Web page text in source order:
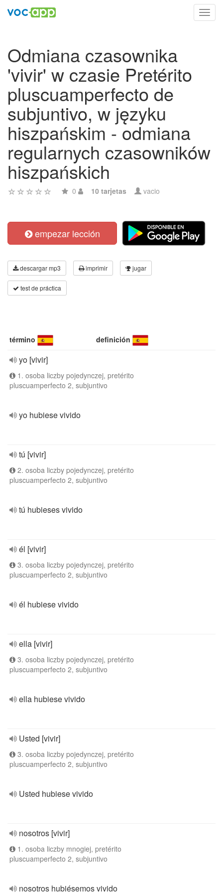
Odmiana czasownika
'vivir' w czasie Pretérito
pluscuamperfecto de
subjuntivo, w języku
hiszpańskim - odmiana
regularnych czasowników
hiszpańskich
0 10 tarjetas vacio
empezar lección
descargar mp3 imprimir jugar
test de práctica
término definición
yo [vivir]
1. osoba liczby pojedynczej, pretérito
pluscuamperfecto 2, subjuntivo
yo hubiese vivido
tú [vivir]
2. osoba liczby pojedynczej, pretérito
pluscuamperfecto 2, subjuntivo
tú hubieses vivido
él [vivir]
3. osoba liczby pojedynczej, pretérito
pluscuamperfecto 2, subjuntivo
él hubiese vivido
ella [vivir]
3. osoba liczby pojedynczej, pretérito
pluscuamperfecto 2, subjuntivo
ella hubiese vivido
Usted [vivir]
3. osoba liczby pojedynczej, pretérito
pluscuamperfecto 2, subjuntivo
Usted hubiese vivido
nosotros [vivir]
1. osoba liczby mnogiej, pretérito
pluscuamperfecto 2, subjuntivo
nosotros hubiésemos vivido